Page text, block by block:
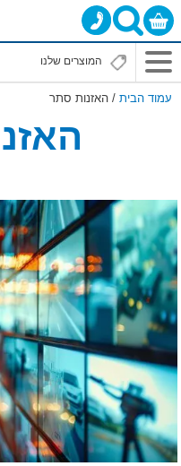
עמוד הבית / האזנות סתר